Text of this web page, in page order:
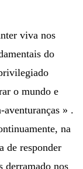
viva nos
do
o mundo e
» .
na
de responder
derramado nos